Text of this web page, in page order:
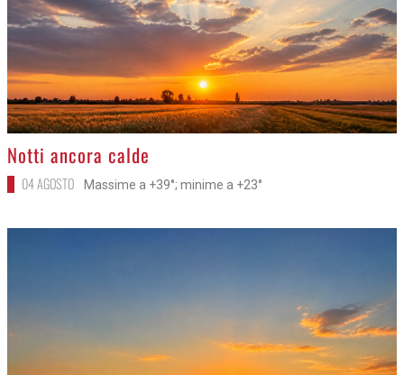
>
Notti ancora calde
04 AGOSTO Massime a +39°; minime a +23°